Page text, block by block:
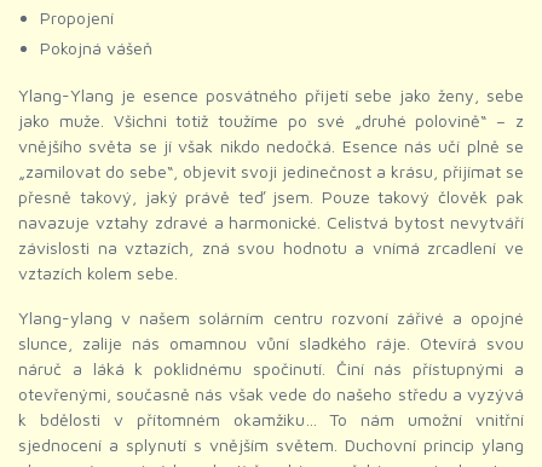
Propojení
Pokojná vášeň
Ylang-Ylang je esence posvátného přijetí sebe jako ženy, sebe
jako muže. Všichni totiž toužíme po své „druhé polovině“ – z
vnějšího světa se jí však nikdo nedočká. Esence nás učí plně se
„zamilovat do sebe“, objevit svoji jedinečnost a krásu, přijímat se
přesně takový, jaký právě teď jsem. Pouze takový člověk pak
navazuje vztahy zdravé a harmonické. Celistvá bytost nevytváří
závislosti na vztazích, zná svou hodnotu a vnímá zrcadlení ve
vztazích kolem sebe.
Ylang-ylang v našem solárním centru rozvoní zářivé a opojné
slunce, zalije nás omamnou vůní sladkého ráje. Otevírá svou
náruč a láká k poklidnému spočinutí. Činí nás přístupnými a
otevřenými, současně nás však vede do našeho středu a vyzývá
k bdělosti v přítomném okamžiku… To nám umožní vnitřní
sjednocení a splynutí s vnějším světem. Duchovní princip ylang